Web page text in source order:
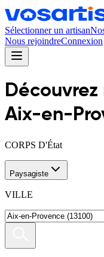
Sélectionner un artisan
Nous rejoindreConnexion
Découvrez
Aix-en-
CORPS D'État
Paysagiste
VILLE